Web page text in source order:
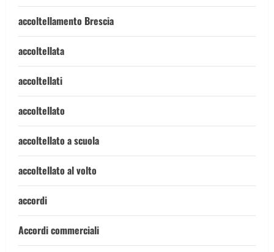
accoltellamento Brescia
accoltellata
accoltellati
accoltellato
accoltellato a scuola
accoltellato al volto
accordi
Accordi commerciali